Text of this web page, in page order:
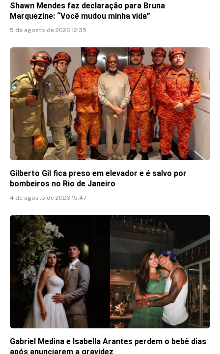
Shawn Mendes faz declaração para Bruna
Marquezine: “Você mudou minha vida”
5 de agosto de 2026 12:35
Gilberto Gil fica preso em elevador e é salvo por
bombeiros no Rio de Janeiro
4 de agosto de 2026 15:47
Gabriel Medina e Isabella Arantes perdem o bebê dias
após anunciarem a gravidez